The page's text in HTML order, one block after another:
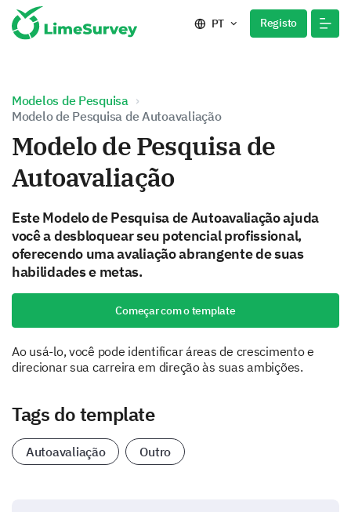
PT Registo
Modelos de Pesquisa
Modelo de Pesquisa de Autoavaliação
Modelo de Pesquisa de
Autoavaliação
Este Modelo de Pesquisa de Autoavaliação ajuda
você a desbloquear seu potencial profissional,
oferecendo uma avaliação abrangente de suas
habilidades e metas.
Começar com o template
Ao usá-lo, você pode identificar áreas de crescimento e
direcionar sua carreira em direção às suas ambições.
Tags do template
Autoavaliação Outro